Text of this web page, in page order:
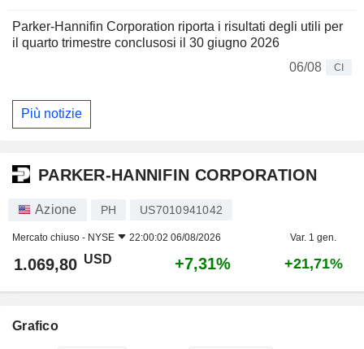
Parker-Hannifin Corporation riporta i risultati degli utili per
il quarto trimestre conclusosi il 30 giugno 2026
06/08
CI
Più notizie
PARKER-HANNIFIN CORPORATION
Azione PH US7010941042
Mercato chiuso - NYSE 22:00:02 06/08/2026 Var. 1 gen.
1.069,80 USD +7,31% +21,71%
Grafico